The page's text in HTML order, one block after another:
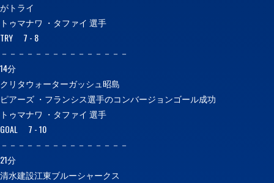
がトライ
トゥマナワ ・タファイ 選手
TRY 7 - 8
－－－－－－－－－－－－－－－
14分
クリタウォーターガッシュ昭島
ピアーズ ・フランシス選手のコンバージョンゴール成功
トゥマナワ ・タファイ 選手
GOAL 7 - 10
－－－－－－－－－－－－－－－
21分
清水建設江東ブルーシャークス